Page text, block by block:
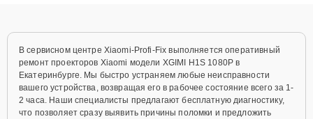
В сервисном центре Xiaomi-Profi-Fix выполняется оперативный
ремонт проекторов Xiaomi модели XGIMI H1S 1080P в
Екатеринбурге. Мы быстро устраняем любые неисправности
вашего устройства, возвращая его в рабочее состояние всего за 1-
2 часа. Наши специалисты предлагают бесплатную диагностику,
что позволяет сразу выявить причины поломки и предложить